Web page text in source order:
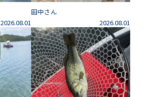
2026.08.01
田中さん
2026.08.01